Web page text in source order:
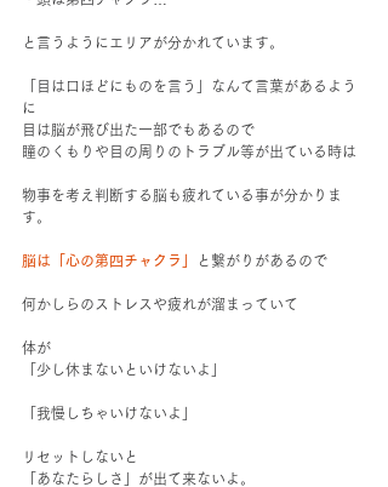
と言うようにエリアが分かれています。
「目は口ほどにものを言う」なんて言葉があるよう
に
目は脳が飛び出た一部でもあるので
瞳のくもりや目の周りのトラブル等が出ている時は
物事を考え判断する脳も疲れている事が分かりま
す。
脳は「心の第四チャクラ」 と繋がりがあるので
何かしらのストレスや疲れが溜まっていて
体が
「少し休まないといけないよ」
「我慢しちゃいけないよ」
リセットしないと
「あなたらしさ」が出て来ないよ。